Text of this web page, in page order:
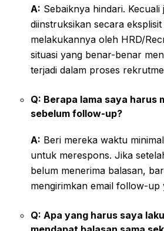
A: Sebaiknya hindari. Kecuali
diinstruksikan secara
melakukannya oleh HRD/
situasi yang benar-benar
terjadi dalam proses
Q: Berapa lama saya harus
sebelum follow-up?
A: Beri mereka waktu
untuk merespons. Jika
belum menerima balasan,
mengirimkan email follow-up
Q: Apa yang harus saya